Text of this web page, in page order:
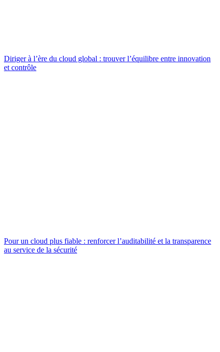
Diriger à l’ère du cloud global : trouver l’équilibre entre innovation
et contrôle
Pour un cloud plus fiable : renforcer l’auditabilité et la transparence
au service de la sécurité